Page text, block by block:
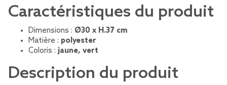
Caractéristiques du produit
Dimensions : Ø30 x H.37 cm
Matière : polyester
Coloris : jaune, vert
Description du produit